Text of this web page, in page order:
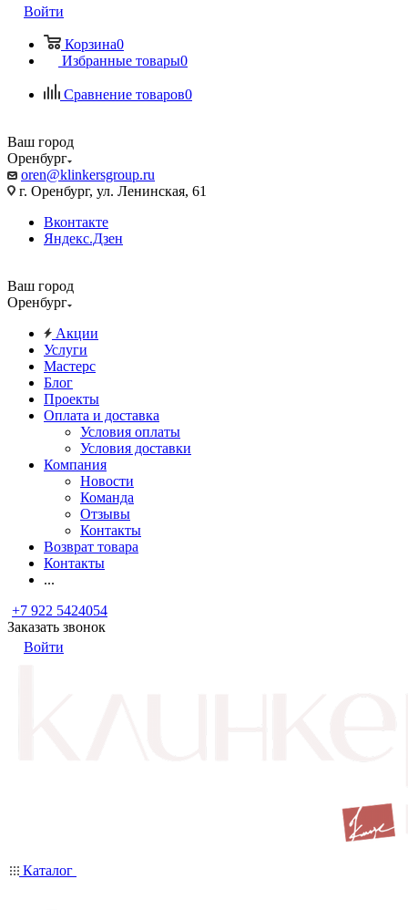
Войти
Корзина0
Избранные товары0
Сравнение товаров0
Ваш город
Оренбург
oren@klinkersgroup.ru
г. Оренбург, ул. Ленинская, 61
Вконтакте
Яндекс.Дзен
Ваш город
Оренбург
Акции
Услуги
Мастерс
Блог
Проекты
Оплата и доставка
Условия оплаты
Условия доставки
Компания
Новости
Команда
Отзывы
Контакты
Возврат товара
Контакты
...
+7 922 5424054
Заказать звонок
Войти
Каталог